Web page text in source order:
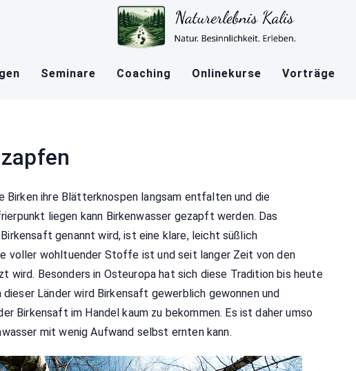
Seminare Coaching Onlinekurse Vorträge
Birken ihre Blätterknospen langsam entfalten und die
liegen kann Birkenwasser gezapft werden. Das
genannt wird, ist eine klare, leicht süßlich
voller wohltuender Stoffe ist und seit langer Zeit von den
wird. Besonders in Osteuropa hat sich diese Tradition bis heute
Länder wird Birkensaft gewerblich gewonnen und
Birkensaft im Handel kaum zu bekommen. Es ist daher umso
mit wenig Aufwand selbst ernten kann.